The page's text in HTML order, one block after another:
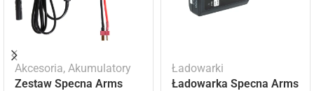
Akcesoria, Akumulatory
Zestaw Specna Arms
Ładowarki
Ładowarka Specna Arms